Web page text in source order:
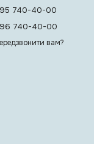
740-40-00
740-40-00
вам?